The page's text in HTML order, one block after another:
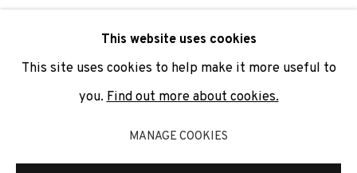
RELATED ARTIST
This website uses cookies
This site uses cookies to help make it more useful to
you. Find out more about cookies.
MANAGE COOKIES